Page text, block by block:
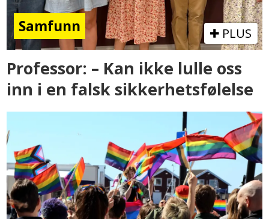
Samfunn PLUS
Professor: – Kan ikke lulle oss
inn i en falsk sikkerhetsfølelse